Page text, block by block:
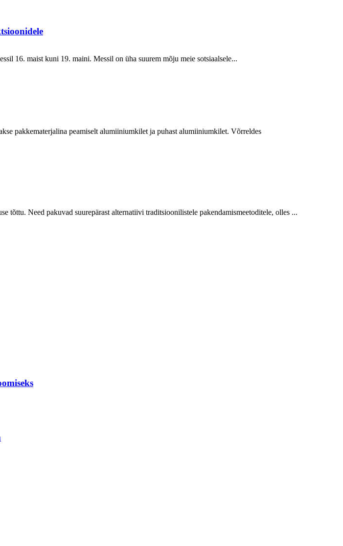
16. maist kuni 19. maini. Messil on üha suurem mõju meie sotsiaalsele...
pakkematerjalina peamiselt alumiiniumkilet ja puhast alumiiniumkilet. Võrreldes
tõttu. Need pakuvad suurepärast alternatiivi traditsioonilistele pakendamismeetoditele, olles ...